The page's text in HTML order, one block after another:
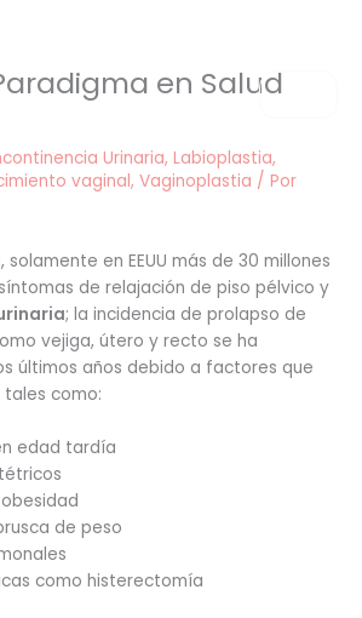
en Salud
Urinaria, Labioplastia,
vaginal, Vaginoplastia / Por
en EEUU más de 30 millones
de relajación de piso pélvico y
; la incidencia de prolapso de
vejiga, útero y recto se ha
últimos años debido a factores que
como:
edad tardía
de peso
como histerectomía